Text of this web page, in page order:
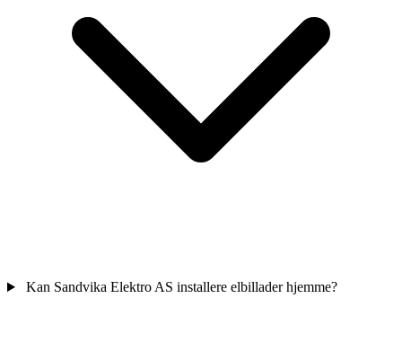
Kan Sandvika Elektro AS installere elbillader hjemme?